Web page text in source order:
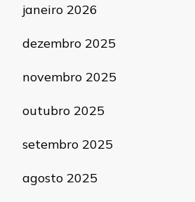
janeiro 2026
dezembro 2025
novembro 2025
outubro 2025
setembro 2025
agosto 2025